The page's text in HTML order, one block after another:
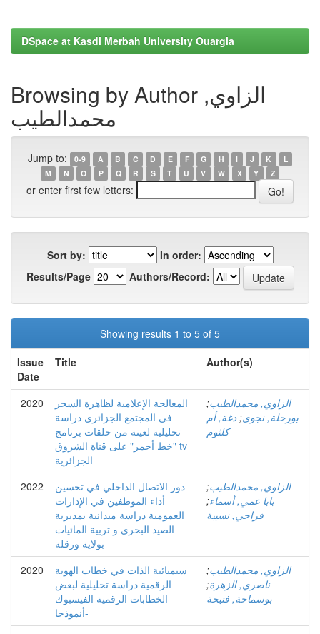
DSpace at Kasdi Merbah University Ouargla
Browsing by Author الزاوي,
محمدالطيب
Jump to: 0-9 A B C D E F G H I J K
L
M
N O P Q R S T U V W X Y Z
or enter first few letters:
Sort by:
In order:
Results/Page
Authors/Record:
Showing results 1 to 5 of 5
Issue
Date
Title Author(s)
2020
المعالجة الإعلامية لظاهرة السحر
في المجتمع الجزائري دراسة
تحليلية لعينة من حلقات برنامج
"خط أحمر" على قناة الشروق tv
الجزائرية
الزاوي, محمدالطيب;
بورحلة, نجوى; دغة, أم
كلثوم
2022
دور الاتصال الداخلي في تحسين
أداء الموظفين في الإدارات
العمومية دراسة ميدانية بمديرية
الصيد البحري و تربية المائيات
بولاية ورقلة
الزاوي, محمدالطيب;
بابا عمي, أسماء;
فراجي, نسيبة
2020
سيميائية الذات في خطاب الهوية
الرقمية دراسة تحليلية لبعض
الخطابات الرقمية الفيسبوك
-أنموذجا
الزاوي, محمدالطيب;
ناصري, الزهرة;
بوسماحة, فتيحة